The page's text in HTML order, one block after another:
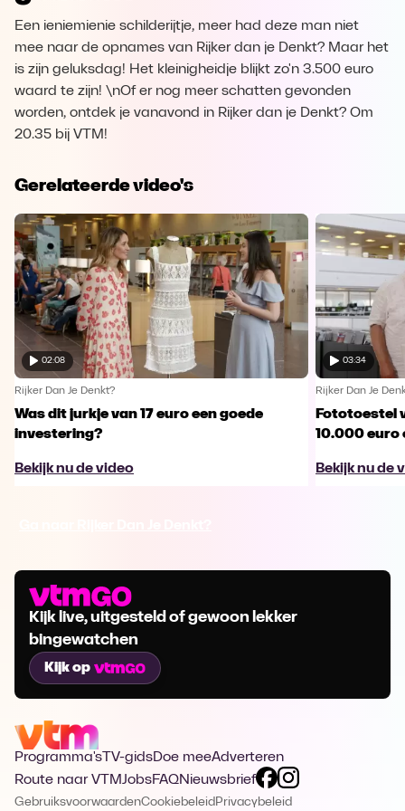
Een ieniemienie schilderijtje, meer had deze man niet
mee naar de opnames van Rijker dan je Denkt? Maar het
is zijn geluksdag! Het kleinigheidje blijkt zo'n 3.500 euro
waard te zijn! \nOf er nog meer schatten gevonden
worden, ontdek je vanavond in Rijker dan je Denkt? Om
20.35 bij VTM!
Gerelateerde video's
02:08
Rijker Dan Je Denkt?
Was dit jurkje van 17 euro een goede
investering?
Bekijk nu de video
03:34
Rijker Dan Je
Fototoestel
10.000 euro
Bekijk nu de
Kijk live, uitgesteld of gewoon lekker
bingewatchen
Kijk op
Programma's TV-gidsDoe meeAdverteren
Route naar VTMJobsFAQNieuwsbrief
GebruiksvoorwaardenCookiebeleid Privacybeleid